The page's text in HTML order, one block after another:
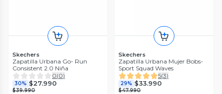
Skechers
Zapatilla Urbana Go- Run
Consistent 2.0 Niña
0(0)
30% $27.990
$39.990
Skechers
Zapatilla Urbana Mujer Bobs-
Sport Squad Waves
5(3)
29% $33.990
$47.990